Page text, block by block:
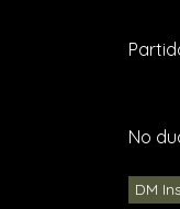
No
DM